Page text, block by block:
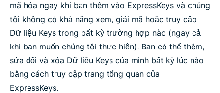
mã hóa ngay khi bạn thêm vào ExpressKeys và chúng
tôi không có khả năng xem, giải mã hoặc truy cập
Dữ liệu Keys trong bất kỳ trường hợp nào (ngay cả
khi bạn muốn chúng tôi thực hiện). Bạn có thể thêm,
sửa đổi và xóa Dữ liệu Keys của mình bất kỳ lúc nào
bằng cách truy cập trang tổng quan của
ExpressKeys.